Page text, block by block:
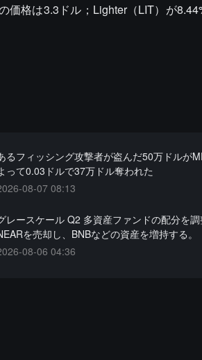
格は3.3ドル；Lighter（LIT）が
るフィッシング攻撃者が盗んだ50万ドルが
って0.03ドルで37万ドル奪われた
08-07 08:13
レースケール Q2 多資産ファンドの配分を調
を売却し、BNBなどの資産を増持する。
08-06 04:36